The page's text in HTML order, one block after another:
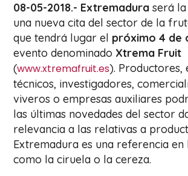
08-05-2018.- Extremadura será
una nueva cita del sector de la
que tendrá lugar el próximo 4 de
evento denominado Xtrema Fruit
(www.xtremafruit.es). Productores,
técnicos, investigadores,
viveros o empresas auxiliares
las últimas novedades del sector
relevancia a las relativas a
Extremadura es una referencia en
como la ciruela o la cereza.